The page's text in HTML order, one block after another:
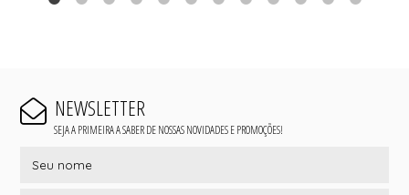
NEWSLETTER
SEJA A PRIMEIRA A SABER DE NOSSAS NOVIDADES E PROMOÇÕES!